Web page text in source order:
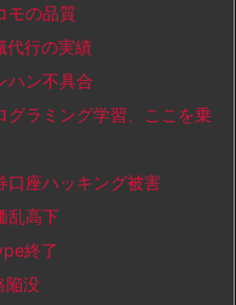
の品質
行の実績
ン不具合
ラミング学習、ここを乗
座ハッキング被害
乱高下
終了
陥没